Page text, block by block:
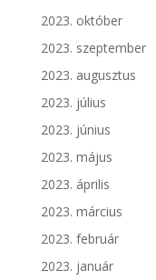
2023. október
2023. szeptember
2023. augusztus
2023. július
2023. június
2023. május
2023. április
2023. március
2023. február
2023. január